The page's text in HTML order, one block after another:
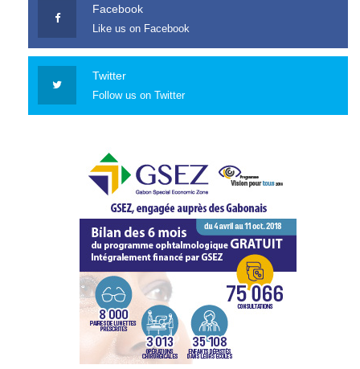
Facebook
Like us on Facebook
Twitter
Follow us on Twitter